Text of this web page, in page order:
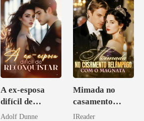
A ex-esposa
difícil de
reconquistar
Adolf Dunne
Mimada no
casamento
relâmpago com
IReader